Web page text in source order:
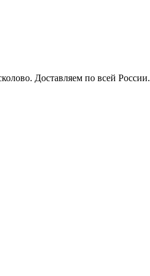
Доставляем по всей России.